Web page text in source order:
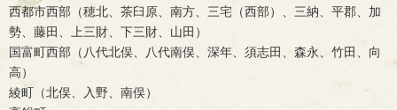
西都市西部（穂北、茶臼原、南方、三宅（西部）、三納、平郡、加
勢、藤田、上三財、下三財、山田）
国富町西部（八代北俣、八代南俣、深年、須志田、森永、竹田、向
高）
綾町（北俣、入野、南俣）